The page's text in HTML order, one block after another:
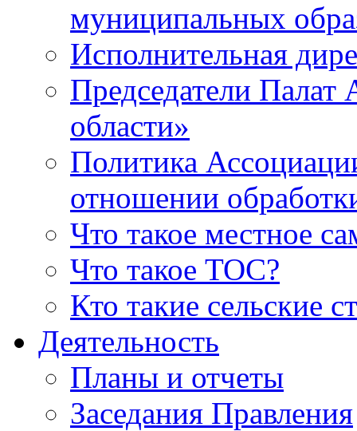
муниципальных
Исполнительная
Председатели
области»
Политика
отношении
Что такое местное
Что такое ТОС?
Кто такие сельские
Деятельность
Планы и отчеты
Заседания Правления